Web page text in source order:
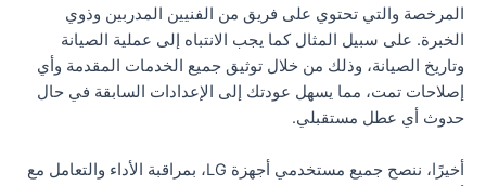
المرخصة والتي تحتوي على فريق من الفنيين المدربين وذوي
الخبرة. على سبيل المثال كما يجب الانتباه إلى عملية الصيانة
وتاريخ الصيانة، وذلك من خلال توثيق جميع الخدمات المقدمة وأي
إصلاحات تمت، مما يسهل عودتك إلى الإعدادات السابقة في حال
حدوث أي عطل مستقبلي.
أخيرًا، ننصح جميع مستخدمي أجهزة LG، بمراقبة الأداء والتعامل مع